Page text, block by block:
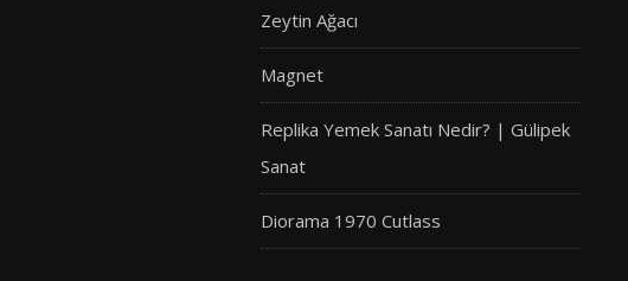
Zeytin Ağacı
Magnet
Replika Yemek Sanatı Nedir? | Gülipek
Sanat
Diorama 1970 Cutlass